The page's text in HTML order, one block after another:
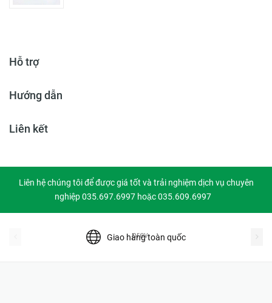
Hỗ trợ
Hướng dẫn
Liên kết
Liên hệ chúng tôi để được giá tốt và trải nghiệm dịch vụ chuyên
nghiệp 035.697.6997 hoặc 035.609.6997
Giao hàng toàn quốc
prev